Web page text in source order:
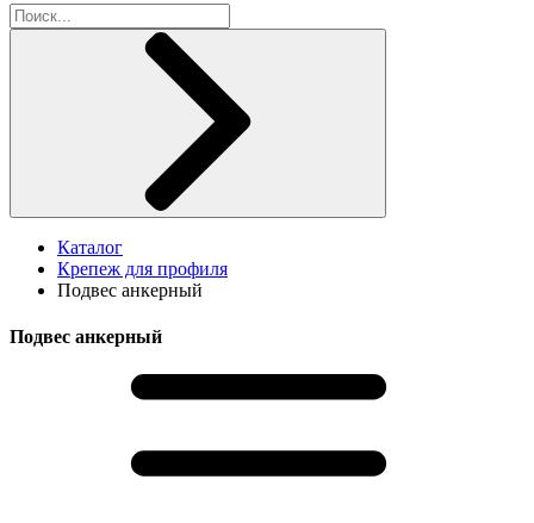
Каталог
Крепеж для профиля
Подвес анкерный
Подвес анкерный